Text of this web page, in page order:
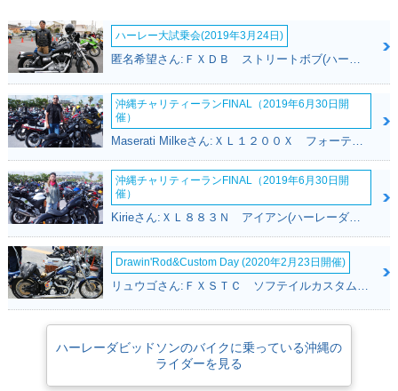
ハーレー大試乗会(2019年3月24日)
匿名希望さん:ＦＸＤＢ ストリートボブ(ハーレーダビッドソン)
沖縄チャリティーランFINAL（2019年6月30日開
催）
Maserati Milkeさん:ＸＬ１２００Ｘ フォーティエイト(ハーレーダビッドソン)
沖縄チャリティーランFINAL（2019年6月30日開
催）
Kirieさん:ＸＬ８８３Ｎ アイアン(ハーレーダビッドソン)
Drawin'Rod&Custom Day (2020年2月23日開催)
ハーレーダビッドソンのバイクに乗っている沖縄の
ライダーを見る